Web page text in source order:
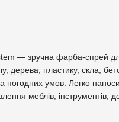
— зручна фарба-спрей
дерева, пластику, скла,
погодних умов. Легко
меблів, інструментів,